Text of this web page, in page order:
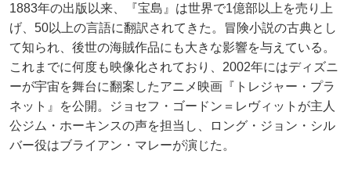
1883年の出版以来、『宝島』は世界で1億部以上を売り上
げ、50以上の言語に翻訳されてきた。冒険小説の古典とし
て知られ、後世の海賊作品にも大きな影響を与えている。
これまでに何度も映像化されており、2002年にはディズニ
ーが宇宙を舞台に翻案したアニメ映画『トレジャー・プラ
ネット』を公開。ジョセフ・ゴードン＝レヴィットが主人
公ジム・ホーキンスの声を担当し、ロング・ジョン・シル
バー役はブライアン・マレーが演じた。